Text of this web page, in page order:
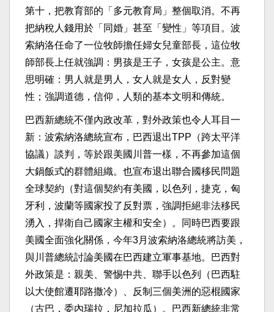
第十，把教育部的「多元教育局」整個取消。不再
把納稅人錢用於「同婚」甚至「變性」等項目。波
索納洛任命了一位牧師擔任婦女兒童部長，這位牧
師部長上任就強調：男孩是王子，女孩是公主。意
思明確：男人就是男人，女人就是女人，反對變
性；強調道德，信仰，人類的基本文明和傳統。
巴西新總統不僅內政改革，對外政策也令人耳目一
新：波索納洛總統宣布，巴西退出TPP（跨太平洋
協議）談判，等於跟美國川普一樣，不再參加這個
大鍋飯式的群體組織。也宣布退出聯合國移民問題
全球契約（對這個契約有美國，以色列，捷克，匈
牙利，波蘭等國家投了反對票，強調拒絕非法移民
湧入，捍衛自己國家主權和安全）。同時巴西要跟
美國全面強化關係，今年3月波索納洛總統將訪美，
與川普總統討論美國在巴西建立軍事基地。巴西對
外政策是：親美、警惕中共、聯手以色列（巴西駐
以大使館遷耶路撒冷）、反制三個美洲的惡棍國家
（古巴，委內瑞拉，尼加拉瓜）。巴西新總統非常